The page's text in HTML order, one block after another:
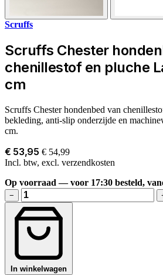
Scruffs
Scruffs Chester
chenillestof en pluche
cm
Scruffs Chester hondenbed van
bekleding, anti-slip onderzijde en
cm.
€ 53,95 € 54,99
Incl. btw, excl. verzendkosten
Op voorraad — voor 17:30 besteld,
−
In winkelwagen